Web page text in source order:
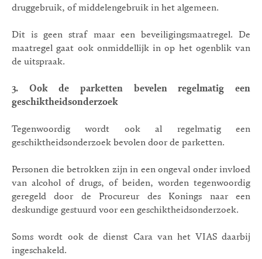
druggebruik, of middelengebruik in het algemeen.
Dit is geen straf maar een beveiligingsmaatregel. De
maatregel gaat ook onmiddellijk in op het ogenblik van
de uitspraak.
3.
Ook de parketten bevelen regelmatig een
geschiktheidsonderzoek
Tegenwoordig wordt ook al regelmatig een
geschiktheidsonderzoek bevolen door de parketten.
Personen die betrokken zijn in een ongeval onder invloed
van alcohol of drugs, of beiden, worden tegenwoordig
geregeld door de Procureur des Konings naar een
deskundige gestuurd voor een geschiktheidsonderzoek.
Soms wordt ook de dienst Cara van het VIAS daarbij
ingeschakeld.